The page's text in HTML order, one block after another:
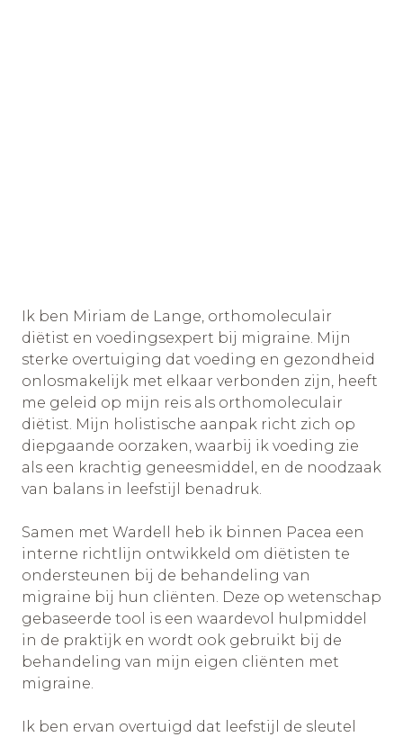
Ik ben Miriam de Lange, orthomoleculair
diëtist en voedingsexpert bij migraine. Mijn
sterke overtuiging dat voeding en gezondheid
onlosmakelijk met elkaar verbonden zijn, heeft
me geleid op mijn reis als orthomoleculair
diëtist. Mijn holistische aanpak richt zich op
diepgaande oorzaken, waarbij ik voeding zie
als een krachtig geneesmiddel, en de noodzaak
van balans in leefstijl benadruk.
Samen met Wardell heb ik binnen Pacea een
interne richtlijn ontwikkeld om diëtisten te
ondersteunen bij de behandeling van
migraine bij hun cliënten. Deze op wetenschap
gebaseerde tool is een waardevol hulpmiddel
in de praktijk en wordt ook gebruikt bij de
behandeling van mijn eigen cliënten met
migraine.
Ik ben ervan overtuigd dat leefstijl de sleutel